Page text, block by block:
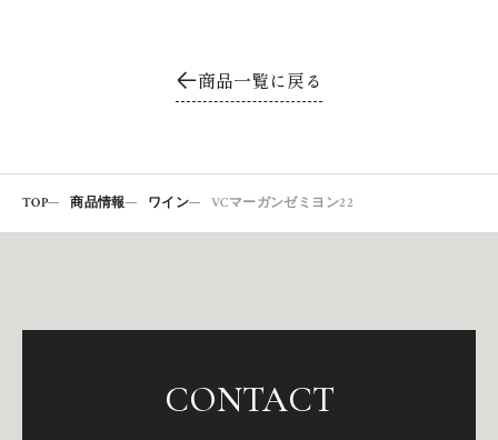
商品一覧に戻る
TOP 商品情報 ワイン VCマーガンゼミヨン22
CONTACT